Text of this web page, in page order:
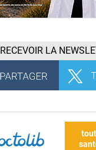
RECEVOIR LA